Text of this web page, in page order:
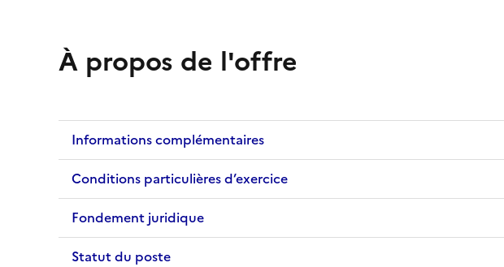
À propos de l'offre
Informations complémentaires
Conditions particulières d’exercice
Fondement juridique
Statut du poste